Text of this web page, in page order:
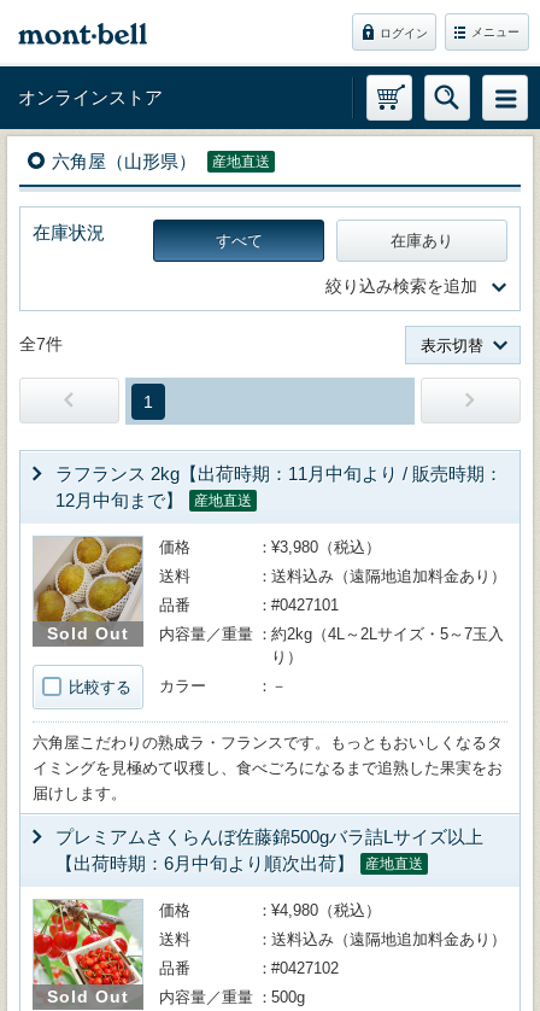
ログイン メニュー
オンラインストア
六角屋（山形県） 産地直送
在庫状況 すべて 在庫あり
絞り込み検索を追加
全7件 表示切替
1
ラフランス 2kg【出荷時期：11月中旬より / 販売時期：
12月中旬まで】
産地直送
Sold Out
比較する
価格
¥3,980（税込）
送料
送料込み（遠隔地追加料金あり）
品番
#0427101
内容量／重量
約2kg（4L～2Lサイズ・5～7玉入
り）
カラー
－
六角屋こだわりの熟成ラ・フランスです。もっともおいしくなるタ
イミングを見極めて収穫し、食べごろになるまで追熟した果実をお
届けします。
プレミアムさくらんぼ佐藤錦500gバラ詰Lサイズ以上
【出荷時期：6月中旬より順次出荷】
産地直送
Sold Out
価格
¥4,980（税込）
送料
送料込み（遠隔地追加料金あり）
品番
#0427102
内容量／重量
500g